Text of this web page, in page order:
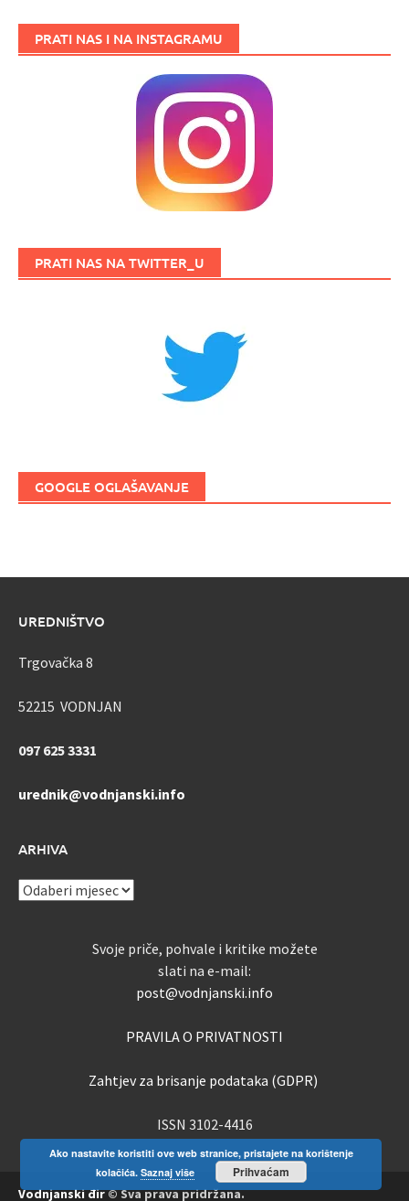
PRATI NAS I NA INSTAGRAMU
PRATI NAS NA TWITTER_U
GOOGLE OGLAŠAVANJE
UREDNIŠTVO
Trgovačka 8
52215 VODNJAN
097 625 3331
urednik@vodnjanski.info
ARHIVA
ARHIVA
Svoje priče, pohvale i kritike možete
slati na e-mail:
post@vodnjanski.info
PRAVILA O PRIVATNOSTI
Zahtjev za brisanje podataka (GDPR)
ISSN 3102-4416
Vodnjanski đir© Sva prava pridržana.
Ako nastavite koristiti ove web stranice, pristajete na korištenje
kolačića. Saznaj više Prihvaćam